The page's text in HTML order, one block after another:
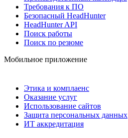
Требования к ПО
Безопасный HeadHunter
HeadHunter API
Поиск работы
Поиск по резюме
Мобильное приложение
Этика и комплаенс
Оказание услуг
Использование сайтов
Защита персональных данных
ИТ аккредитация